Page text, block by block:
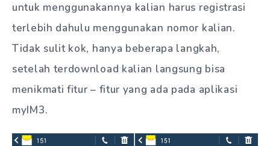
untuk menggunakannya kalian harus registrasi
terlebih dahulu menggunakan nomor kalian.
Tidak sulit kok, hanya beberapa langkah,
setelah terdownload kalian langsung bisa
menikmati fitur – fitur yang ada pada aplikasi
myIM3.